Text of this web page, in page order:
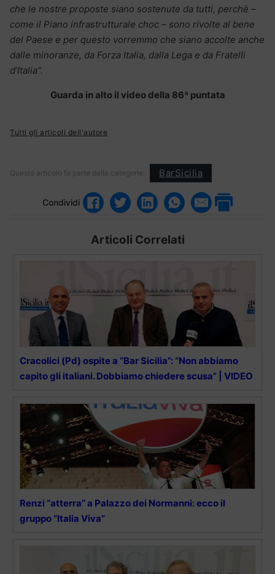
che le nostre proposte siano sostenute da tutti, perchè –
come il Piano infrastrutturale choc – sono rivolte al bene
del Paese e per questo vorremmo che siano accolte anche
dalle minoranze, da Forza Italia, dalla Lega e da Fratelli
d’Italia”.
Guarda in alto il video della 86ª puntata
Tutti gli articoli dell'autore
Questo articolo fa parte delle categorie: BarSicilia
Condividi
Articoli Correlati
Cracolici (Pd) ospite a “Bar Sicilia”: “Non abbiamo
capito gli italiani. Dobbiamo chiedere scusa” | VIDEO
Renzi “atterra” a Palazzo dei Normanni: ecco il
gruppo “Italia Viva”